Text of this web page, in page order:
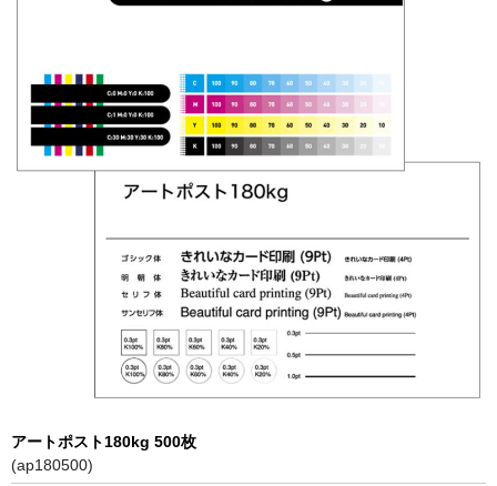
お読みください
お問い合わせ
特定商取引に基づく表記
アートポスト180kg 500枚
(ap180500)